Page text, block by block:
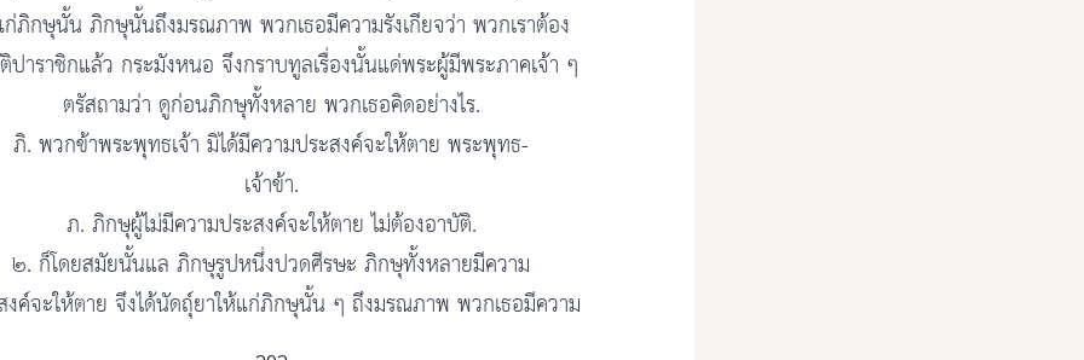
ภิกษุนั้น ภิกษุนั้นถึงมรณภาพ พวกเธอมีความรังเกียจว่า พวกเราต้อง
ปาราชิกแล้ว กระมังหนอ จึงกราบทูลเรื่องนั้นแด่พระผู้มีพระภาคเจ้า ๆ
ตรัสถามว่า ดูก่อนภิกษุทั้งหลาย พวกเธอคิดอย่างไร.
ภิ. พวกข้าพระพุทธเจ้า มิได้มีความประสงค์จะให้ตาย พระพุทธ-
เจ้าข้า.
ภ. ภิกษุผู้ไม่มีความประสงค์จะให้ตาย ไม่ต้องอาบัติ.
๒. ก็โดยสมัยนั้นแล ภิกษุรูปหนึ่งปวดศีรษะ ภิกษุทั้งหลายมีความ
งค์จะให้ตาย จึงได้นัดถุ์ยาให้แก่ภิกษุนั้น ๆ ถึงมรณภาพ พวกเธอมีความ